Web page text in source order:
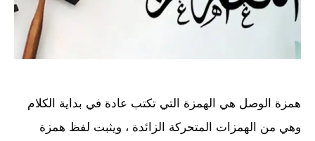
همزة الوصل هي الهمزة التي تكتب عادة في بداية الكلام
وهي من الهمزات المتحركة الزائدة ، ويثبت لفظ همزة